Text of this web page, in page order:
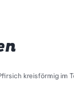
kreisförmig im